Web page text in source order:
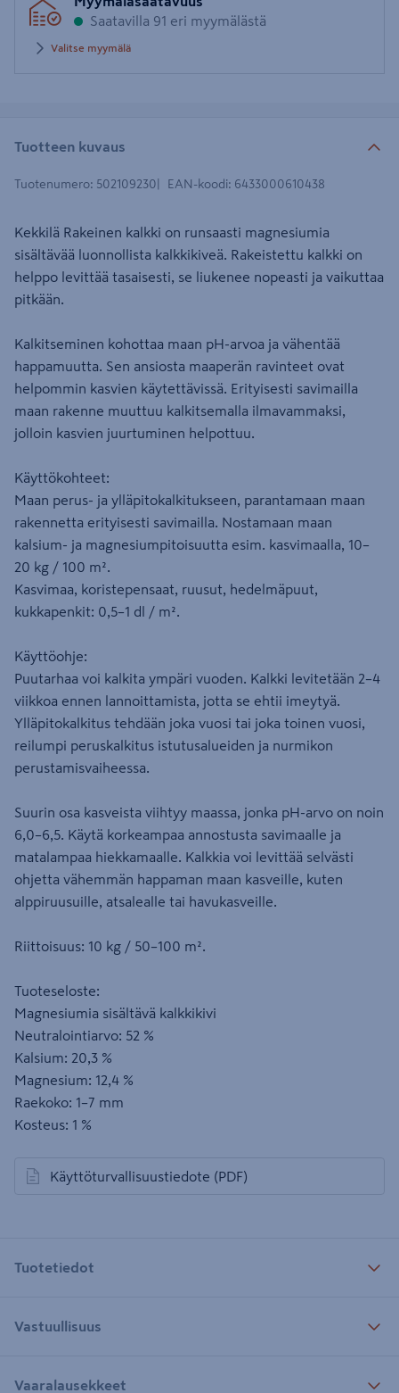
postinumero
Saatavilla 91 eri myymälästä
Valitse myymälä
Tuotteen kuvaus
Tuotenumero: 502109230 EAN-koodi: 6433000610438
Kekkilä Rakeinen kalkki on runsaasti magnesiumia
sisältävää luonnollista kalkkikiveä. Rakeistettu kalkki on
helppo levittää tasaisesti, se liukenee nopeasti ja vaikuttaa
pitkään.
Kalkitseminen kohottaa maan pH-arvoa ja vähentää
happamuutta. Sen ansiosta maaperän ravinteet ovat
helpommin kasvien käytettävissä. Erityisesti savimailla
maan rakenne muuttuu kalkitsemalla ilmavammaksi,
jolloin kasvien juurtuminen helpottuu.
Käyttökohteet:
Maan perus- ja ylläpitokalkitukseen, parantamaan maan
rakennetta erityisesti savimailla. Nostamaan maan
kalsium- ja magnesiumpitoisuutta esim. kasvimaalla, 10–
20 kg / 100 m².
Kasvimaa, koristepensaat, ruusut, hedelmäpuut,
kukkapenkit: 0,5–1 dl / m².
Käyttöohje:
Puutarhaa voi kalkita ympäri vuoden. Kalkki levitetään 2–4
viikkoa ennen lannoittamista, jotta se ehtii imeytyä.
Ylläpitokalkitus tehdään joka vuosi tai joka toinen vuosi,
reilumpi peruskalkitus istutusalueiden ja nurmikon
perustamisvaiheessa.
Suurin osa kasveista viihtyy maassa, jonka pH-arvo on noin
6,0–6,5. Käytä korkeampaa annostusta savimaalle ja
matalampaa hiekkamaalle. Kalkkia voi levittää selvästi
ohjetta vähemmän happaman maan kasveille, kuten
alppiruusuille, atsalealle tai havukasveille.
Riittoisuus: 10 kg / 50–100 m².
Tuoteseloste:
Magnesiumia sisältävä kalkkikivi
Neutralointiarvo: 52 %
Kalsium: 20,3 %
Magnesium: 12,4 %
Raekoko: 1–7 mm
Kosteus: 1 %
Käyttöturvallisuustiedote (PDF)
avautuu uuteen välilehteen
Tuotetiedot
Vastuullisuus
Vaaralausekkeet